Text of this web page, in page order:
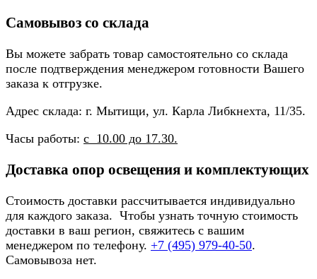
Самовывоз со склада
Вы можете забрать товар самостоятельно со склада
после подтверждения менеджером готовности Вашего
заказа к отгрузке.
Адрес склада: г. Мытищи, ул. Карла Либкнехта, 11/35.
Часы работы: с 10.00 до 17.30.
Доставка опор освещения и комплектующих
Стоимость доставки рассчитывается индивидуально
для каждого заказа. Чтобы узнать точную стоимость
доставки в ваш регион, свяжитесь с вашим
менеджером по телефону. +7 (495) 979-40-50.
Самовывоза нет.